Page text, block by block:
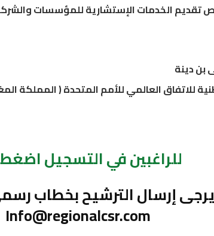
تقديم الخدمات الإستشارية للمؤسسات
دينة
للاتفاق العالمي للأمم المتحدة ( المملكة
للراغبين في التسجيل
إرسال الترشيح بخطاب
Info@regionalcsr.com